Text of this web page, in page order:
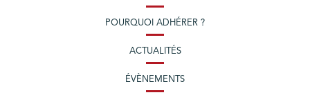
POURQUOI ADHÉRER ?
ACTUALITÉS
ÉVÈNEMENTS